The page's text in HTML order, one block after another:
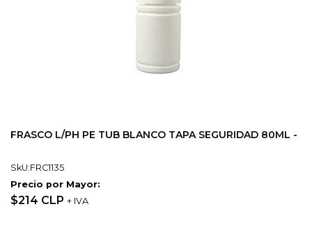
FRASCO L/PH PE TUB BLANCO TAPA SEGURIDAD 80ML -
SkU:FRC1135
Precio por Mayor:
$214 CLP + IVA